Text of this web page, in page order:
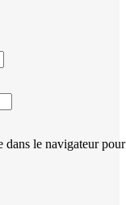
dans le navigateur pour